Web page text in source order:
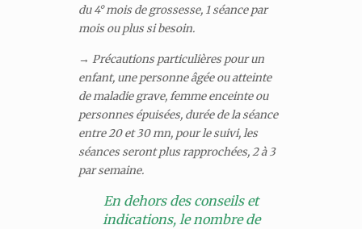
du 4° mois de grossesse, 1 séance par
mois ou plus si besoin.
→ Précautions particulièrespour un
enfant, une personne âgée ou atteinte
de maladie grave, femme enceinte ou
personnes épuisées, durée de la séance
entre 20 et 30 mn, pour le suivi, les
séances seront plus rapprochées, 2 à 3
par semaine.
En dehors des conseils et
indications, le nombre de